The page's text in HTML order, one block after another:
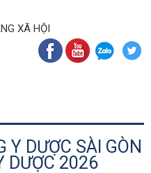
XÃ HỘI
Y DƯỢC SÀI GÒN
DƯỢC 2026